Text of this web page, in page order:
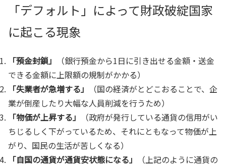
「デフォルト」によって財政破綻国家
に起こる現象
「預金封鎖」
（銀行預金から1日に引き出せる金額・送金
できる金額に上限額の規制がかかる）
「失業者が急増する」
（国の経済がとどこおることで、企
業が倒産したり大幅な人員削減を行うため）
「物価が上昇する」
（政府が発行している通貨の信用がい
ちじるしく下がっているため、それにともなって物価が上
がり、国民の生活が苦しくなる）
「自国の通貨が通貨安状態になる」
（上記のように通貨の